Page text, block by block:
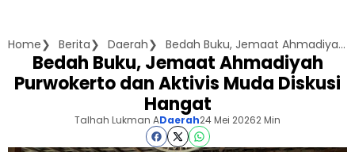
Home Berita Daerah Bedah Buku, Jemaat Ahmadiyah Purwokerto dan Aktivis Muda Diskusi Hangat
Bedah Buku, Jemaat Ahmadiyah
Purwokerto dan Aktivis Muda Diskusi
Hangat
Talhah Lukman ADaerah24 Mei 20262 Min